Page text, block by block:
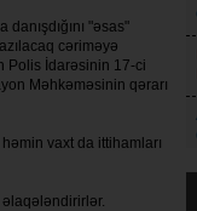
"əsas"
cəriməyə
Polis İdarəsinin 17-ci
Məhkəməsinin qərarı
vaxt da ittihamları